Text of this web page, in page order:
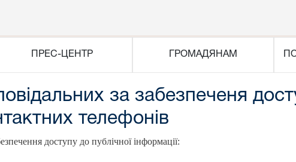
ПРЕС-ЦЕНТР ГРОМАДЯНАМ
за забезпеченя
телефонів
доступу до публічної інформації: